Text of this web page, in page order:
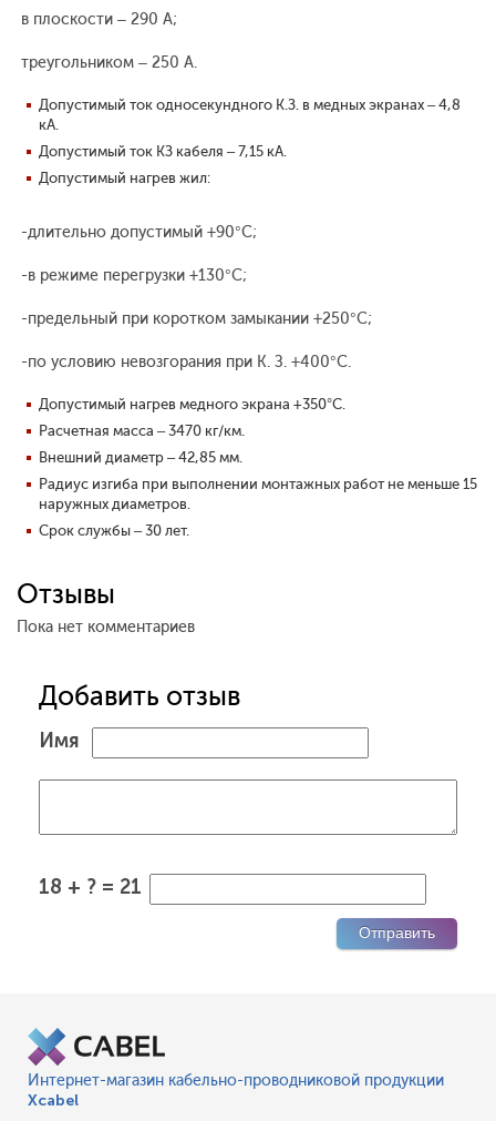
в плоскости – 290 А;
треугольником – 250 А.
Допустимый ток односекундного К.З. в медных экранах – 4,8
кА.
Допустимый ток КЗ кабеля – 7,15 кА.
Допустимый нагрев жил:
-длительно допустимый +90°С;
-в режиме перегрузки +130°С;
-предельный при коротком замыкании +250°С;
-по условию невозгорания при К. З. +400°С.
Допустимый нагрев медного экрана +350°С.
Расчетная масса – 3470 кг/км.
Внешний диаметр – 42,85 мм.
Радиус изгиба при выполнении монтажных работ не меньше 15
наружных диаметров.
Срок службы – 30 лет.
Отзывы
Пока нет комментариев
Добавить отзыв
Имя
18 + ? = 21
Интернет-магазин кабельно-проводниковой продукции
Xcabel